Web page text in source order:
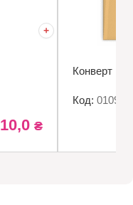
10,0₴
Конверт
Код: